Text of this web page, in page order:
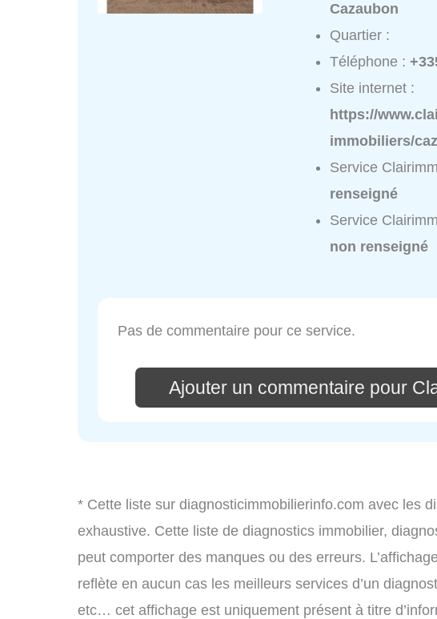
Cazaubon
Quartier :
Téléphone :
Site internet :
https://
immobiliers/
Service
renseigné
Service
non renseigné
Pas de commentaire pour ce service.
Ajouter un commentaire pour
* Cette liste sur diagnosticimmobilierinfo.com avec les
exhaustive. Cette liste de diagnostics immobilier,
peut comporter des manques ou des erreurs.
reflète en aucun cas les meilleurs services d’un
etc… cet affichage est uniquement présent à titre